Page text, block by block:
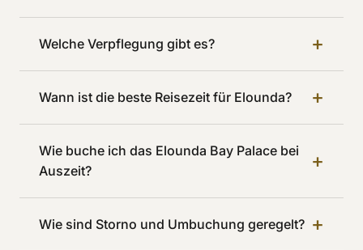
Welche Verpflegung gibt es? +
Wann ist die beste Reisezeit für Elounda? +
Wie buche ich das Elounda Bay Palace bei
Auszeit?
+
Wie sind Storno und Umbuchung geregelt? +